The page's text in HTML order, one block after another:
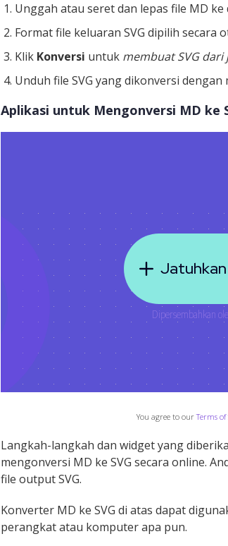
Unggah atau seret dan lepas file MD ke
Format file keluaran SVG dipilih secara
Klik Konversi untuk membuat SVG dari
Unduh file SVG yang dikonversi
Aplikasi untuk Mengonversi MD ke
You agree to ourTerms of
Langkah-langkah dan widget yang
mengonversi MD ke SVG secara online.
file output SVG.
Konverter MD ke SVG di atas dapat
perangkat atau komputer apa pun.